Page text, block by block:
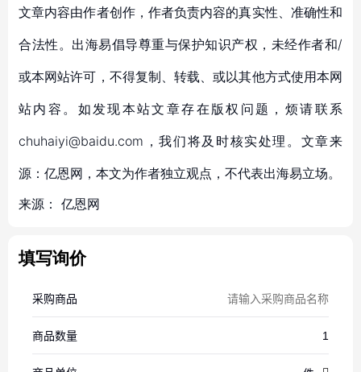
文章内容由作者创作，作者负责内容的真实性、准确性和
合法性。出海易倡导尊重与保护知识产权，未经作者和/
或本网站许可，不得复制、转载、或以其他方式使用本网
站内容。如发现本站文章存在版权问题，烦请联系
chuhaiyi@baidu.com，我们将及时核实处理。文章来
源：亿恩网，本文为作者独立观点，不代表出海易立场。
来源： 亿恩网
填写询价